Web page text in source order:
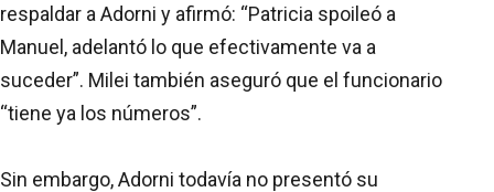
respaldar a Adorni y afirmó: “Patricia spoileó a
Manuel, adelantó lo que efectivamente va a
suceder”. Milei también aseguró que el funcionario
“tiene ya los números”.
Sin embargo, Adorni todavía no presentó su